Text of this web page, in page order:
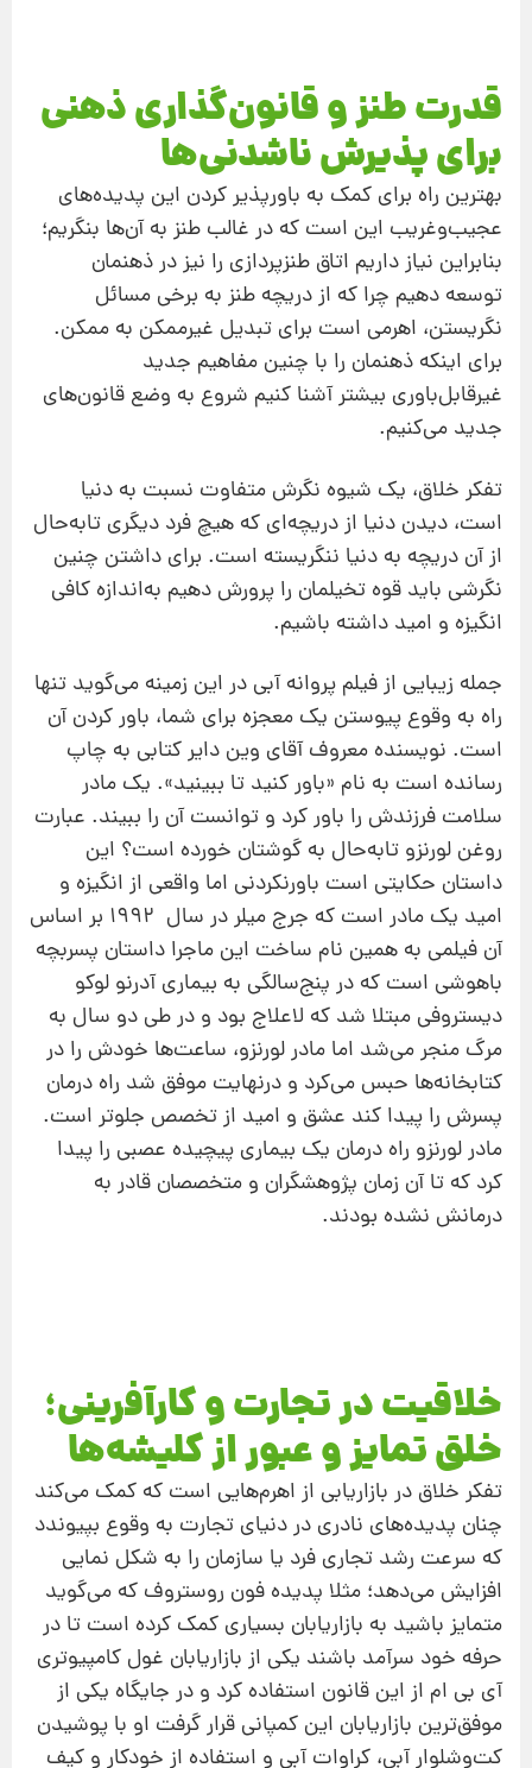
قدرت طنز و قانون‌گذاری ذهنی
برای پذیرش ناشدنی‌ها
بهترین راه برای كمك به باورپذیر كردن این پدیده‌های
عجیب‌و‌غریب این است كه در غالب طنز به آن‌ها بنگریم؛
بنابراین نیاز داریم اتاق طنزپردازی را نیز در ذهنمان
توسعه دهیم چرا كه از دریچه طنز به برخی مسائل
نگریستن، اهرمی است برای تبدیل غیرممكن به ممكن.
برای اینكه ذهنمان را با چنین مفاهیم جدید
غیرقابل‌باوری بیشتر آشنا كنیم شروع به وضع قانون‌های
جدید می‌کنیم.
تفكر خلاق، یك شیوه نگرش متفاوت نسبت به دنیا
است، دیدن دنیا از دریچه‌ای كه هیچ فرد دیگری تابه‌حال
از آن دریچه به دنیا ننگریسته است. برای داشتن چنین
نگرشی باید قوه تخیلمان را پرورش دهیم به‌اندازه كافی
انگیزه و امید داشته باشیم.
جمله زیبایی از فیلم پروانه آبی در این زمینه می‌گوید تنها
راه به وقوع پیوستن یك معجزه برای شما، باور كردن آن
است. نویسنده معروف آقای وین دایر كتابی به چاپ
رسانده است به نام «باور كنید تا ببینید». یك مادر
سلامت فرزندش را باور كرد و توانست آن را ببیند. عبارت
روغن لورنزو تابه‌حال به گوشتان خورده است؟ این
داستان حكایتی است باورنكردنی اما واقعی از انگیزه و
امید یك مادر است كه جرج میلر در سال 1992 بر اساس
آن فیلمی به همین نام ساخت این ماجرا داستان پسربچه
باهوشی است كه در پنج‌سالگی به بیماری آدرنو لوکو
دیستروفی مبتلا شد كه لاعلاج بود و در طی دو سال به
مرگ منجر می‌شد اما مادر لورنزو، ساعت‌ها خودش را در
کتابخانه‌ها حبس می‌کرد و درنهایت موفق شد راه درمان
پسرش را پیدا كند عشق و امید از تخصص جلوتر است.
مادر لورنزو راه درمان یك بیماری پیچیده عصبی را پیدا
كرد كه تا آن زمان پژوهشگران و متخصصان قادر به
درمانش نشده بودند.
خلاقیت در تجارت و کارآفرینی؛
خلق تمایز و عبور از کلیشه‌ها
تفكر خلاق در بازاریابی از اهرم‌هایی است كه كمك می‌كند
چنان پدیده‌های نادری در دنیای تجارت به وقوع بپیوندد
كه سرعت رشد تجاری فرد یا سازمان را به شكل نمایی
افزایش می‌دهد؛ مثلا پدیده فون روستروف كه می‌گوید
متمایز باشید به بازاریابان بسیاری كمك كرده است تا در
حرفه خود سرآمد باشند یكی از بازاریابان غول كامپیوتری
آی‌ بی‌ ام از این قانون استفاده كرد و در جایگاه یكی از
موفق‌ترین بازاریابان این كمپانی قرار گرفت او با پوشیدن
كت‌وشلوار آبی، كراوات آبی و استفاده از خودكار و كیف